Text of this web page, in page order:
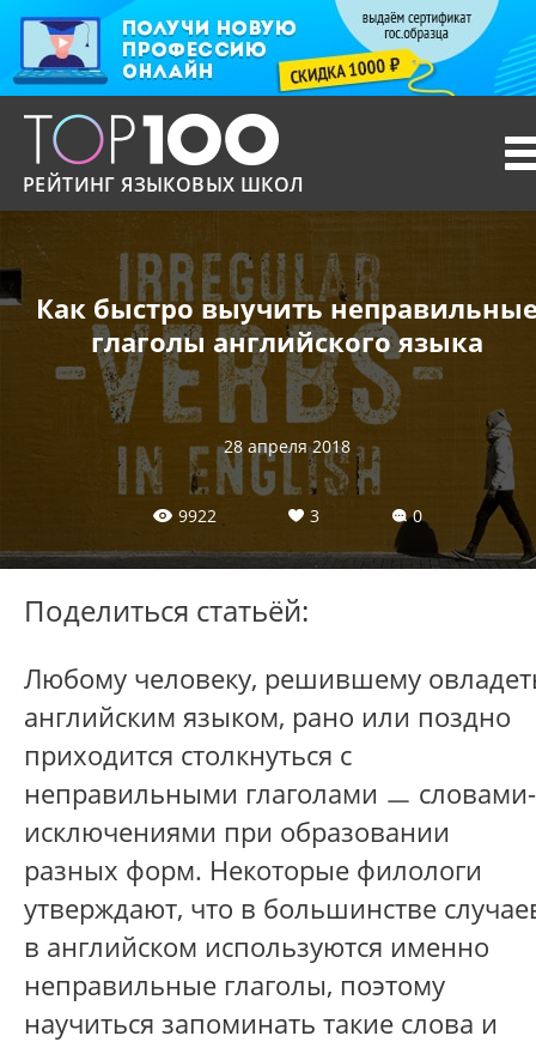
РЕЙТИНГ ЯЗЫКОВЫХ ШКОЛ
Как быстро выучить
глаголы английского языка
28 апреля 2018
9922 3 0
Поделиться статьёй:
Любому человеку, решившему
английским языком, рано или поздно
приходится столкнуться с
неправильными глаголами ㅡ словами-
исключениями при образовании
разных форм. Некоторые филологи
утверждают, что в большинстве
в английском используются именно
неправильные глаголы, поэтому
научиться запоминать такие слова и